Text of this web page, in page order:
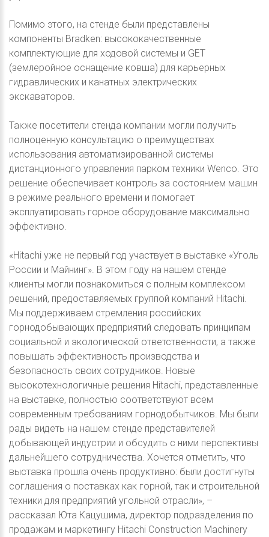
Помимо этого, на стенде были представлены
компоненты Bradken: высококачественные
комплектующие для ходовой системы и GET
(землеройное оснащение ковша) для карьерных
гидравлических и канатных электрических
экскаваторов.
Также посетители стенда компании могли получить
полноценную консультацию о преимуществах
использования автоматизированной системы
дистанционного управления парком техники Wenco. Это
решение обеспечивает контроль за состоянием машин
в режиме реального времени и помогает
эксплуатировать горное оборудование максимально
эффективно.
«Hitachi уже не первый год участвует в выставке «Уголь
России и Майнинг». В этом году на нашем стенде
клиенты могли познакомиться с полным комплексом
решений, предоставляемых группой компаний Hitachi.
Мы поддерживаем стремления российских
горнодобывающих предприятий следовать принципам
социальной и экологической ответственности, а также
повышать эффективность производства и
безопасность своих сотрудников. Новые
высокотехнологичные решения Hitachi, представленные
на выставке, полностью соответствуют всем
современным требованиям горнодобытчиков. Мы были
рады видеть на нашем стенде представителей
добывающей индустрии и обсудить с ними перспективы
дальнейшего сотрудничества. Хочется отметить, что
выставка прошла очень продуктивно: были достигнуты
соглашения о поставках как горной, так и строительной
техники для предприятий угольной отрасли», –
рассказал Юта Кацушима, директор подразделения по
продажам и маркетингу Hitachi Construction Machinery